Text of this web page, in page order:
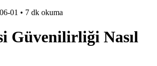
01 • 7 dk okuma
Güvenilirliği Nasıl